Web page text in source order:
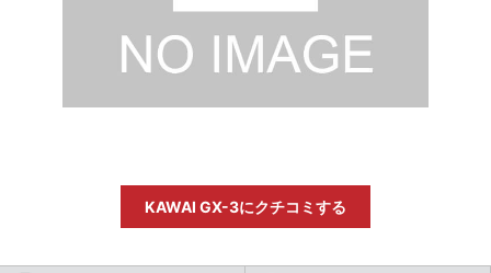
KAWAI GX-3にクチコミする